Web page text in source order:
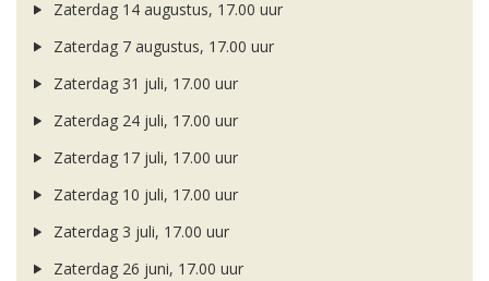
Zaterdag 14 augustus, 17.00 uur
Zaterdag 7 augustus, 17.00 uur
Zaterdag 31 juli, 17.00 uur
Zaterdag 24 juli, 17.00 uur
Zaterdag 17 juli, 17.00 uur
Zaterdag 10 juli, 17.00 uur
Zaterdag 3 juli, 17.00 uur
Zaterdag 26 juni, 17.00 uur